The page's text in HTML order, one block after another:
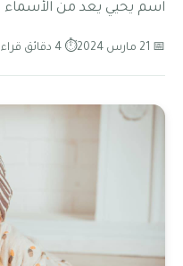
اسم يحيي يعد من الأسماء
📅 21 مارس 2024 ⏱ 4 دقائق قراءة